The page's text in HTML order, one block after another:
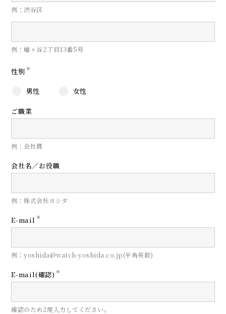
例：渋谷区
例：幡ヶ谷2丁目13番5号
性別 ※
男性 女性
ご職業
例：会社員
会社名／お役職
例：株式会社ヨシダ
E-mail ※
例：yoshida@watch-yoshida.co.jp(半角英数)
E-mail(確認) ※
確認のため2度入力してください。